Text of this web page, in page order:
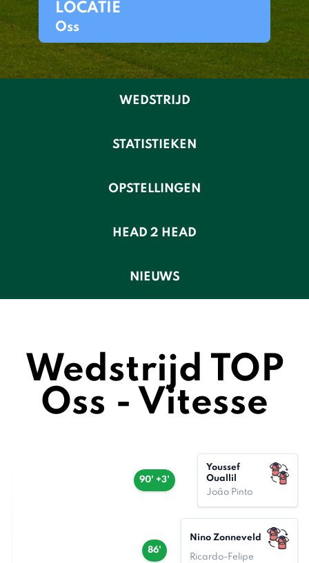
LOCATIE
Oss
WEDSTRIJD
STATISTIEKEN
OPSTELLINGEN
HEAD 2 HEAD
NIEUWS
Wedstrijd TOP
Oss - Vitesse
90' +3'
Youssef
Ouallil
Joâo Pinto
86'
Nino Zonneveld
Ricardo-Felipe